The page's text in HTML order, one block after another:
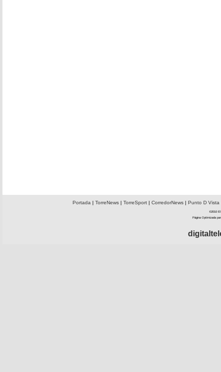
Portada | TorreNews| TorreSport| CorredorNews| Punto D Vista
©2010 El
Página Optimizada